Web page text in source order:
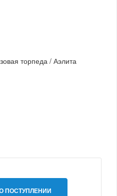
ПОСТУПЛЕНИИ